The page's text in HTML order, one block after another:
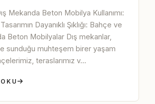
Mekanda Beton Mobilya Kullanımı:
Dayanıklı Şıklığı: Bahçe ve
Beton Mobilyalar Dış mekanlar,
sunduğu muhteşem birer yaşam
teraslarımız v...